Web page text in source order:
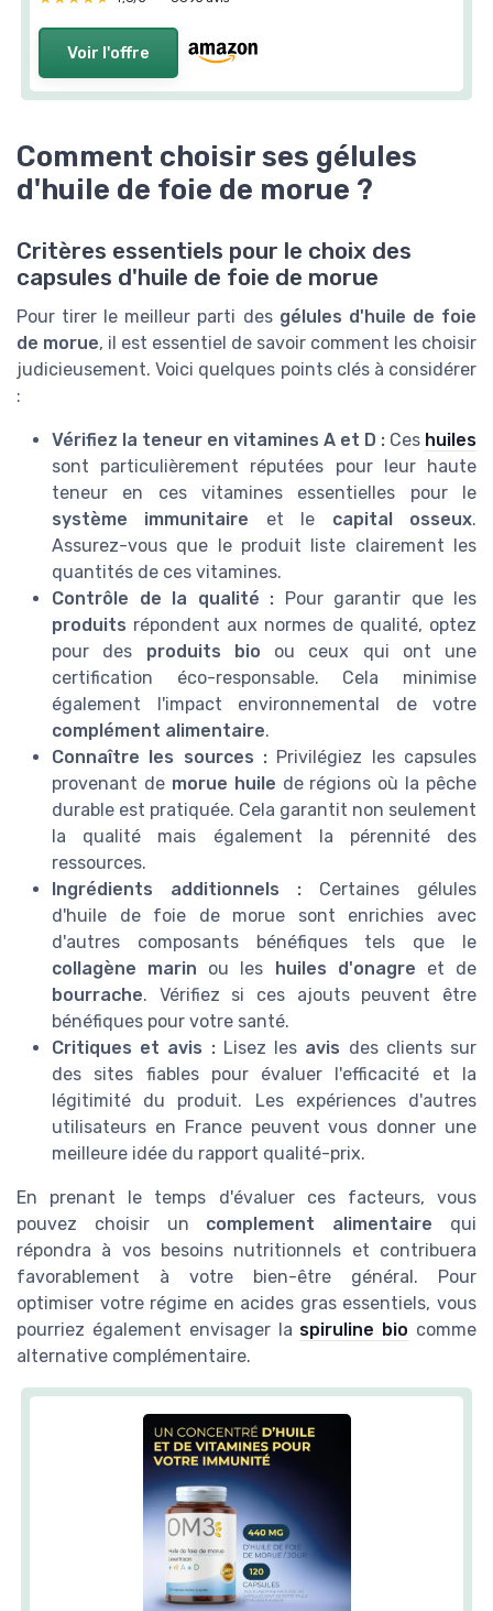
Voir l'offre
Comment choisir ses gélules
d'huile de foie de morue ?
Critères essentiels pour le choix des
capsules d'huile de foie de morue
Pour tirer le meilleur parti des gélules d'huile de foie
de morue, il est essentiel de savoir comment les choisir
judicieusement. Voici quelques points clés à considérer
:
Vérifiez la teneur en vitamines A et D : Ces huiles
sont particulièrement réputées pour leur haute
teneur en ces vitamines essentielles pour le
système immunitaire et le capital osseux.
Assurez-vous que le produit liste clairement les
quantités de ces vitamines.
Contrôle de la qualité : Pour garantir que les
produits répondent aux normes de qualité, optez
pour des produits bio ou ceux qui ont une
certification éco-responsable. Cela minimise
également l'impact environnemental de votre
complément alimentaire.
Connaître les sources : Privilégiez les capsules
provenant de morue huile de régions où la pêche
durable est pratiquée. Cela garantit non seulement
la qualité mais également la pérennité des
ressources.
Ingrédients additionnels : Certaines gélules
d'huile de foie de morue sont enrichies avec
d'autres composants bénéfiques tels que le
collagène marin ou les huiles d'onagre et de
bourrache. Vérifiez si ces ajouts peuvent être
bénéfiques pour votre santé.
Critiques et avis :Lisez les avis des clients sur
des sites fiables pour évaluer l'efficacité et la
légitimité du produit. Les expériences d'autres
utilisateurs en France peuvent vous donner une
meilleure idée du rapport qualité-prix.
En prenant le temps d'évaluer ces facteurs, vous
pouvez choisir un complement alimentaire qui
répondra à vos besoins nutritionnels et contribuera
favorablement à votre bien-être général. Pour
optimiser votre régime en acides gras essentiels, vous
pourriez également envisager la spiruline bio comme
alternative complémentaire.